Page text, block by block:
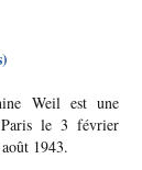
Weil est une
Paris le 3 février
1943.